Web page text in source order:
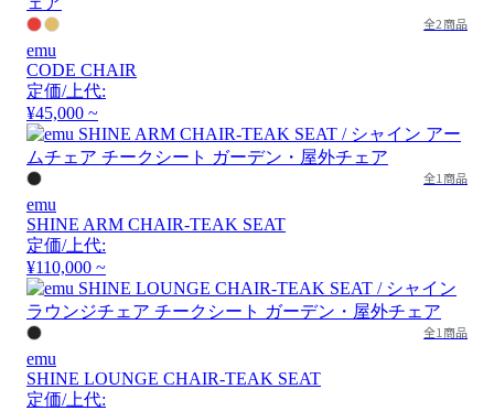
全2商品
emu
CODE CHAIR
定価/上代:
¥45,000 ~
全1商品
emu
SHINE ARM CHAIR-TEAK SEAT
定価/上代:
¥110,000 ~
全1商品
emu
SHINE LOUNGE CHAIR-TEAK SEAT
定価/上代: